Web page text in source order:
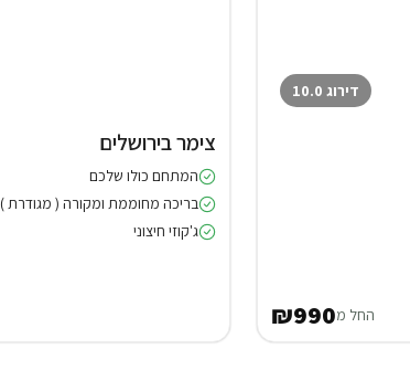
דירוג 10.0
החל מ₪990
צימר בירושלים
המתחם כולו שלכם
בריכה מחוממת ומקורה ( מגודרת )
ג'קוזי חיצוני